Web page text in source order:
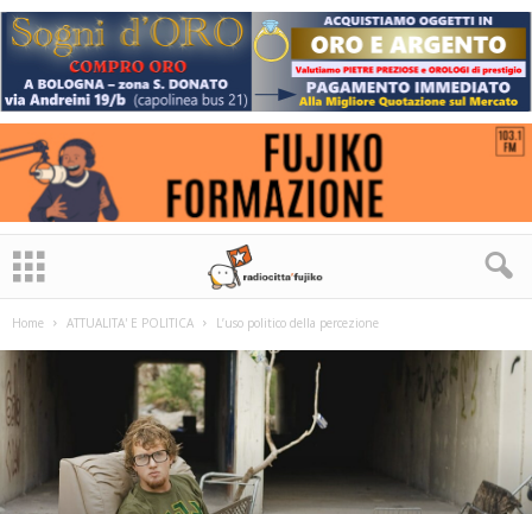
Home ATTUALITA' E POLITICA L’uso politico della percezione